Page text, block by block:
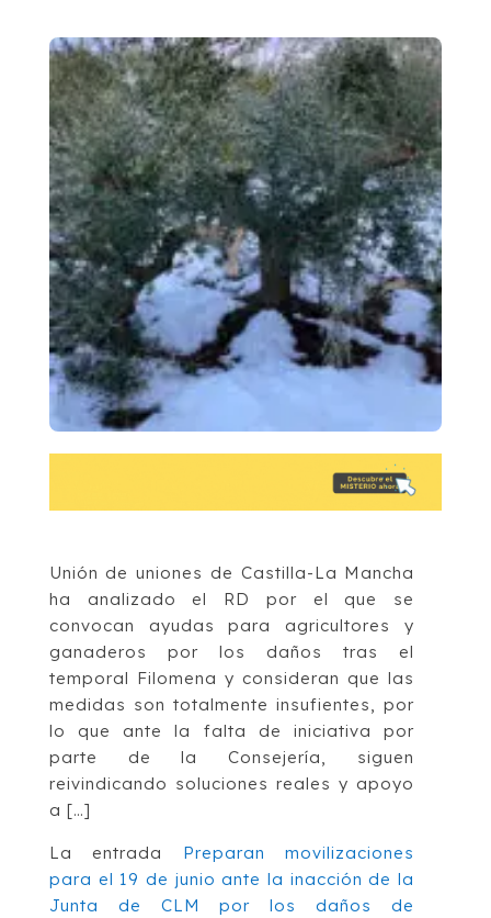
Unión de uniones de Castilla-La Mancha
ha analizado el RD por el que se
convocan ayudas para agricultores y
ganaderos por los daños tras el
temporal Filomena y consideran que las
medidas son totalmente insufientes, por
lo que ante la falta de iniciativa por
parte de la Consejería, siguen
reivindicando soluciones reales y apoyo
a […]
La entrada Preparan movilizaciones
para el 19 de junio ante la inacción de la
Junta de CLM por los daños de